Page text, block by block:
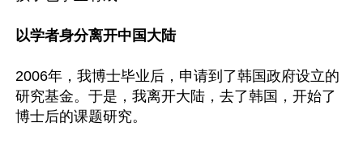
以学者身分离开中国大陆
2006年，我博士毕业后，申请到了韩国政府设立的
研究基金。于是，我离开大陆，去了韩国，开始了
博士后的课题研究。